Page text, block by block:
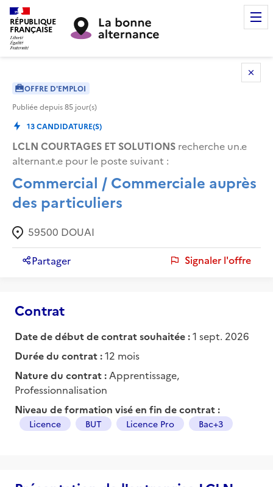
RÉPUBLIQUE
FRANÇAISE
OFFRE D'EMPLOI
Publiée depuis85 jour(s)
13CANDIDATURE(S)
LCLN COURTAGES ET SOLUTIONS recherche un.e
alternant.e pour le poste suivant :
Commercial / Commerciale auprès
des particuliers
59500 DOUAI
Partager Signaler l'offre
Contrat
Date de début de contrat souhaitée :1 sept. 2026
Durée du contrat :12 mois
Nature du contrat : Apprentissage,
Professionnalisation
Niveau de formation visé en fin de contrat :
Licence BUT Licence Pro Bac+3